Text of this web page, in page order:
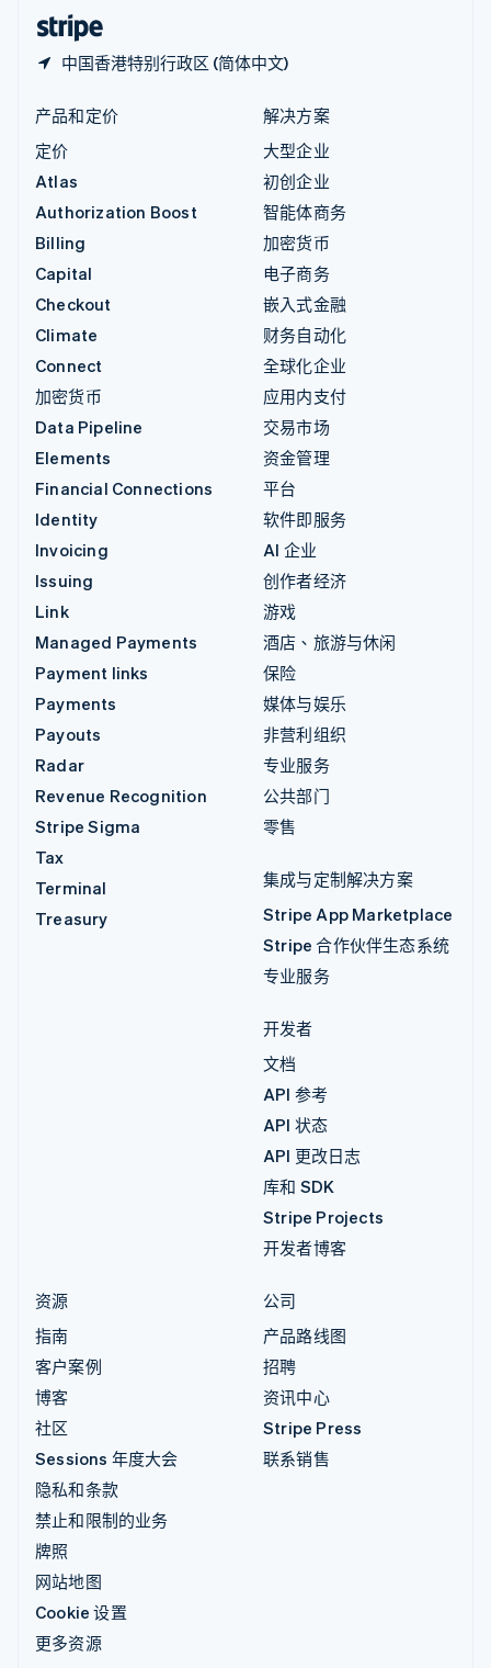
中国香港特别行政区 (简体中文)
产品和定价
定价
Atlas
Authorization Boost
Billing
Capital
Checkout
Climate
Connect
加密货币
Data Pipeline
Elements
Financial Connections
Identity
Invoicing
Issuing
Link
Managed Payments
Payment links
Payments
Payouts
Radar
Revenue Recognition
Stripe Sigma
Tax
Terminal
Treasury
解决方案
大型企业
初创企业
智能体商务
加密货币
电子商务
嵌入式金融
财务自动化
全球化企业
应用内支付
交易市场
资金管理
平台
软件即服务
AI 企业
创作者经济
游戏
酒店、旅游与休闲
保险
媒体与娱乐
非营利组织
专业服务
公共部门
零售
集成与定制解决方案
Stripe App Marketplace
Stripe 合作伙伴生态系统
专业服务
开发者
文档
API 参考
API 状态
API 更改日志
库和 SDK
Stripe Projects
开发者博客
资源
指南
客户案例
博客
社区
Sessions 年度大会
隐私和条款
禁止和限制的业务
牌照
网站地图
Cookie 设置
更多资源
公司
产品路线图
招聘
资讯中心
Stripe Press
联系销售